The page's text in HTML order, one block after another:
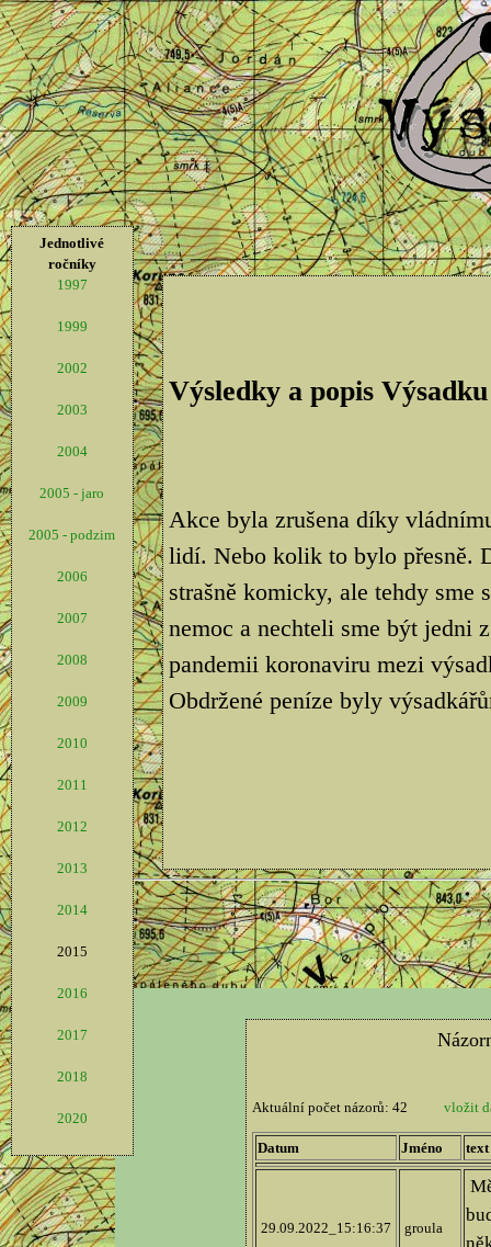
Jednotlivé
ročníky
1997
1999
2002
2003
2004
2005 - jaro
2005 - podzim
2006
2007
2008
2009
2010
2011
2012
2013
2014
2015
2016
2017
2018
2020
Výsledky a popis Výsadku
Akce byla zrušena díky
lidí. Nebo kolik to bylo přesně.
strašně komicky, ale tehdy sme
nemoc a nechteli sme být jedni
pandemii koronaviru mezi
Obdržené peníze byly